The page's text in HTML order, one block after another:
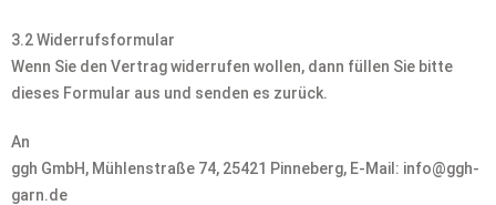
3.2 Widerrufsformular
Wenn Sie den Vertrag widerrufen wollen, dann füllen Sie bitte
dieses Formular aus und senden es zurück.
An
ggh GmbH, Mühlenstraße 74, 25421 Pinneberg, E-Mail: info@ggh-
garn.de